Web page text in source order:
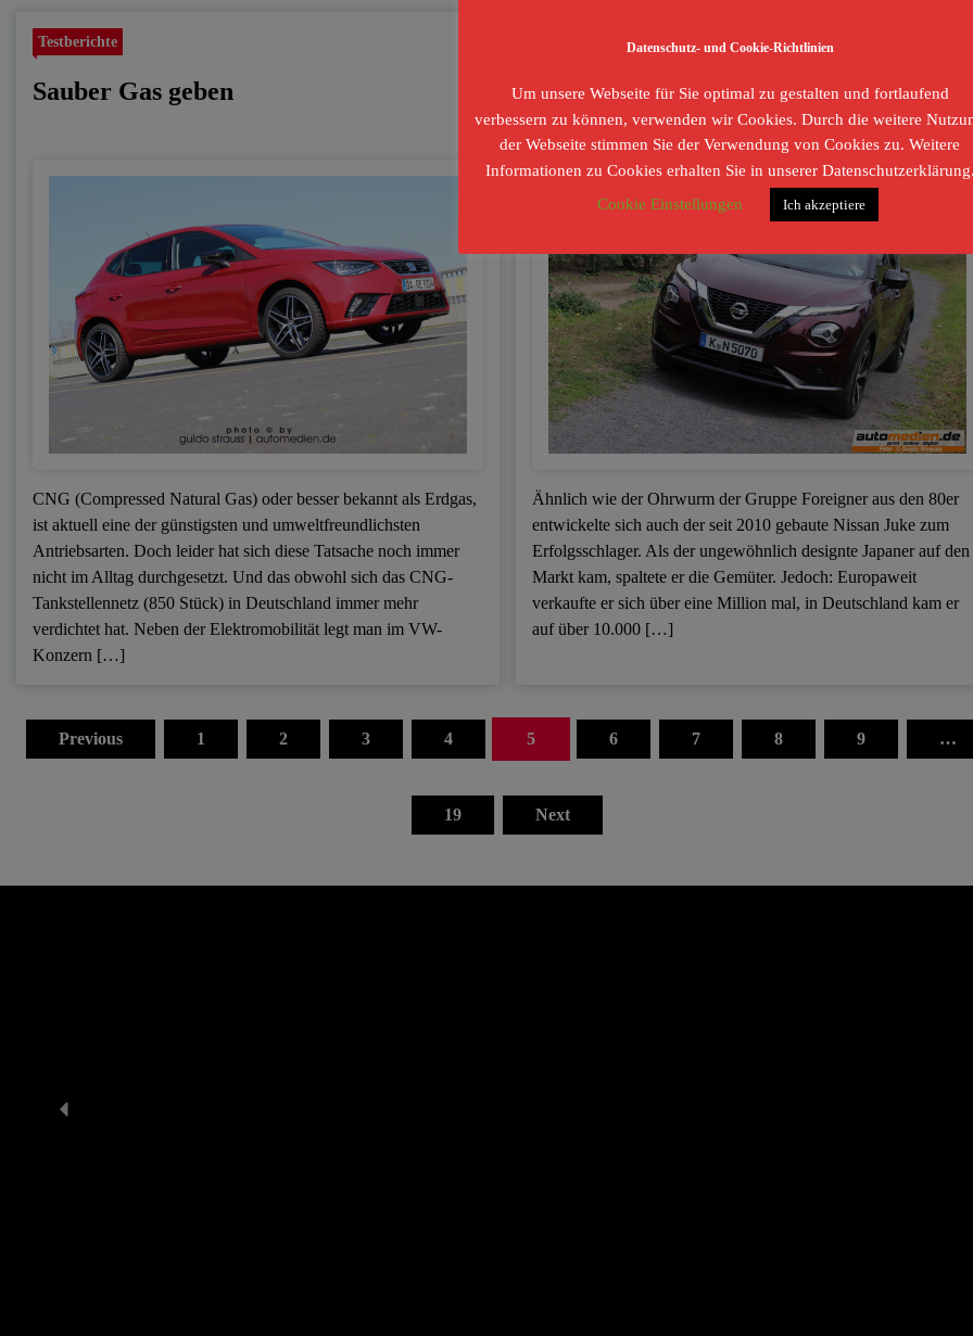
Testberichte
Sauber Gas geben
CNG (Compressed Natural Gas) oder besser bekannt als Erdgas,
ist aktuell eine der günstigsten und umweltfreundlichsten
Antriebsarten. Doch leider hat sich diese Tatsache noch immer
nicht im Alltag durchgesetzt. Und das obwohl sich das CNG-
Tankstellennetz (850 Stück) in Deutschland immer mehr
verdichtet hat. Neben der Elektromobilität legt man im VW-
Konzern […]
Elektromobilität Testberichte
Juke Box Hero
Ähnlich wie der Ohrwurm der Gruppe Foreigner aus den 80er
entwickelte sich auch der seit 2010 gebaute Nissan Juke zum
Erfolgsschlager. Als der ungewöhnlich designte Japaner auf den
Markt kam, spaltete er die Gemüter. Jedoch: Europaweit
verkaufte er sich über eine Million mal, in Deutschland kam er
auf über 10.000 […]
Previous 1 2 3 4 5 6 7 8 9 …
19 Next
Datenschutz- und Cookie-Richtlinien
Um unsere Webseite für Sie optimal zu gestalten und fortlaufend
verbessern zu können, verwenden wir Cookies. Durch die weitere
der Webseite stimmen Sie der Verwendung von Cookies zu. Weitere
Informationen zu Cookies erhalten Sie in unserer
Cookie Einstellungen
Ich akzeptiere